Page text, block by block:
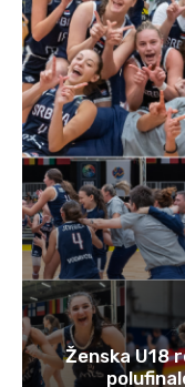
Ženska U18